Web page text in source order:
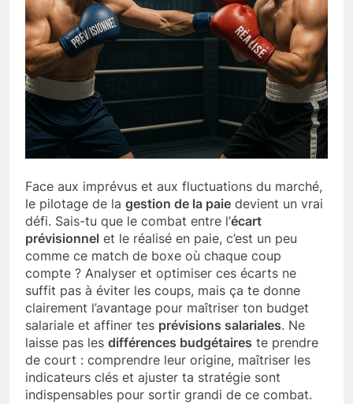
Face aux imprévus et aux fluctuations du marché,
le pilotage de la gestion de la paie devient un vrai
défi. Sais-tu que le combat entre l’écart
prévisionnel et le réalisé en paie, c’est un peu
comme ce match de boxe où chaque coup
compte ? Analyser et optimiser ces écarts ne
suffit pas à éviter les coups, mais ça te donne
clairement l’avantage pour maîtriser ton budget
salariale et affiner tes prévisions salariales. Ne
laisse pas les différences budgétaires te prendre
de court : comprendre leur origine, maîtriser les
indicateurs clés et ajuster ta stratégie sont
indispensables pour sortir grandi de ce combat.